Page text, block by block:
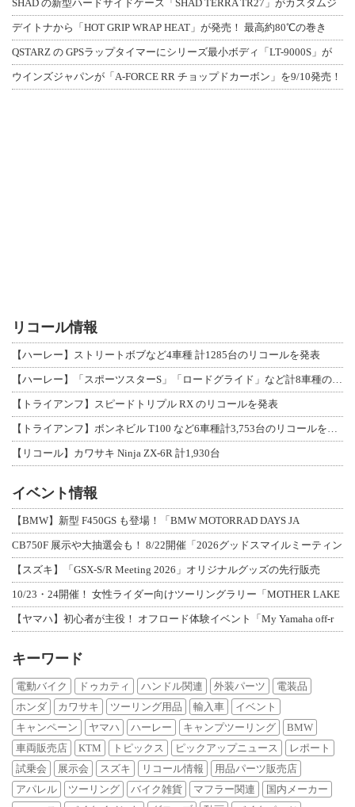
SHAD の新型ハードサイドケース「SHAD TERRA TR27」がカスタムジ
デイトナから「HOT GRIP WRAP HEAT」が発売！ 最高約80℃の巻き
QSTARZ の GPSラップタイマーにシリーズ最小ボディ「LT-9000S」が
ウインズジャパンが「A-FORCE RR チョップドカーボン」を9/10発売！
リコール情報
【ハーレー】ストリートボブなど4車種 計1285台のリコールを発表
【ハーレー】「スポーツスターS」「ロードグライド」など計8車種のリコールを発表
【トライアンフ】スピードトリプル RX のリコールを発表
【トライアンフ】ボンネビル T100 など6車種計3,753台のリコールを発表
【リコール】カワサキ Ninja ZX-6R 計1,930台
イベント情報
【BMW】新型 F450GS も登場！「BMW MOTORRAD DAYS JA
CB750F 展示や大抽選会も！ 8/22開催「2026グッドスマイルミーティン
【スズキ】「GSX-S/R Meeting 2026」オリジナルグッズの先行販売
10/23・24開催！ 女性ライダー向けツーリングラリー「MOTHER LAKE
【ヤマハ】初心者が主役！ オフロード体験イベント「My Yamaha off-r
キーワード
電動バイク ドゥカティ ハンドル関連 外装パーツ
電装品
ホンダ
カワサキ ツーリング用品 輸入車
イベント
キャンペーン
ヤマハ ハーレー キャンプツーリング
BMW
車両販売店
KTM トピックス ピックアップニュース
レポート
試乗会
展示会 スズキ リコール情報
用品パーツ販売店
アパレル
ツーリング バイク雑貨 マフラー関連
国内メーカー